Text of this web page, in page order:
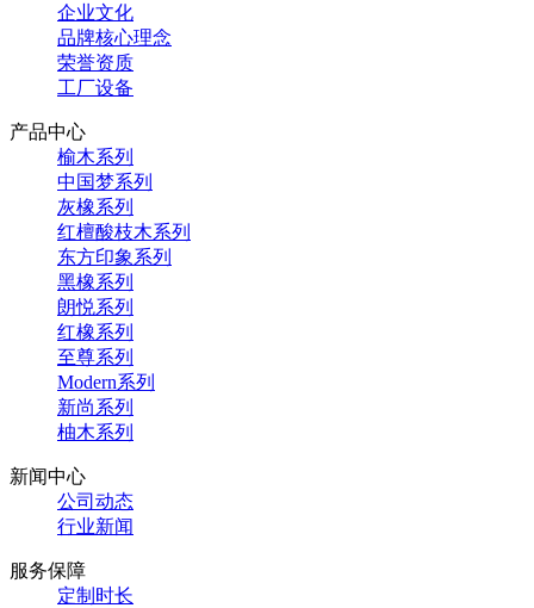
企业文化
品牌核心理念
荣誉资质
工厂设备
产品中心
榆木系列
中国梦系列
灰橡系列
红檀酸枝木系列
东方印象系列
黑橡系列
朗悦系列
红橡系列
至尊系列
Modern系列
新尚系列
柚木系列
新闻中心
公司动态
行业新闻
服务保障
定制时长